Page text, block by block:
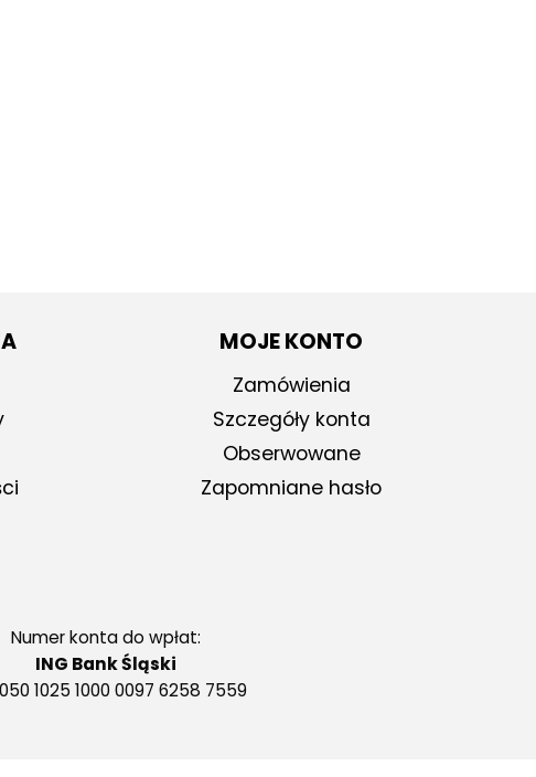
MOJE KONTO
Zamówienia
Szczegóły konta
Obserwowane
Zapomniane hasło
Numer konta do wpłat:
ING Bank Śląski
1025 1000 0097 6258 7559